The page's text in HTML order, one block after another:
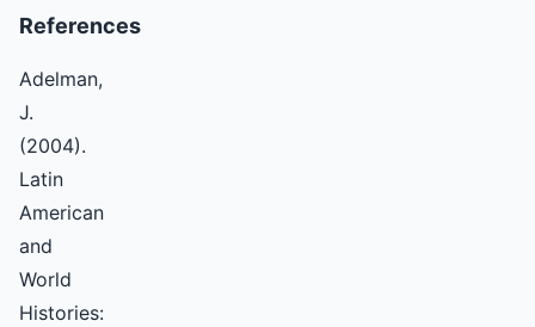
References
Adelman,
J.
(2004).
Latin
American
and
World
Histories: